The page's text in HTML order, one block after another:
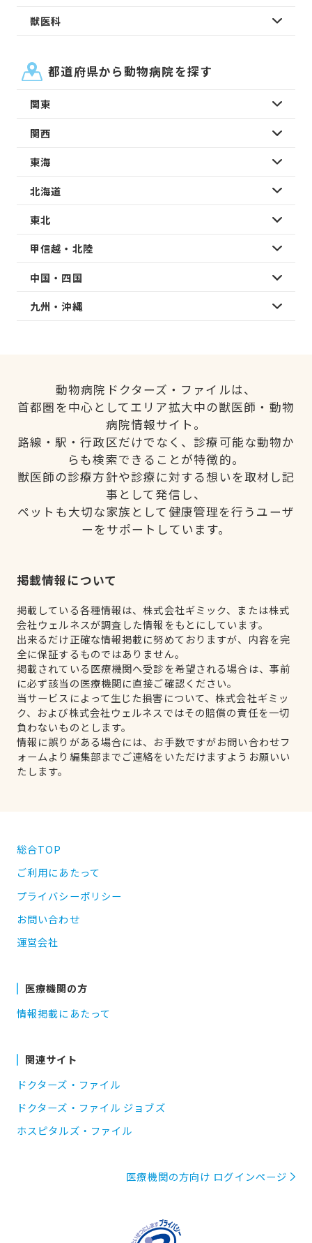
獣医科
都道府県から動物病院を探す
関東
関西
東海
北海道
東北
甲信越・北陸
中国・四国
九州・沖縄
動物病院ドクターズ・ファイルは、
首都圏を中心としてエリア拡大中の獣医師・動物
病院情報サイト。
路線・駅・行政区だけでなく、診療可能な動物か
らも検索できることが特徴的。
獣医師の診療方針や診療に対する想いを取材し記
事として発信し、
ペットも大切な家族として健康管理を行うユーザ
ーをサポートしています。
掲載情報について
掲載している各種情報は、株式会社ギミック、または株式
会社ウェルネスが調査した情報をもとにしています。
出来るだけ正確な情報掲載に努めておりますが、内容を完
全に保証するものではありません。
掲載されている医療機関へ受診を希望される場合は、事前
に必ず該当の医療機関に直接ご確認ください。
当サービスによって生じた損害について、株式会社ギミッ
ク、および株式会社ウェルネスではその賠償の責任を一切
負わないものとします。
情報に誤りがある場合には、お手数ですがお問い合わせフ
ォームより編集部までご連絡をいただけますようお願いい
たします。
総合TOP
ご利用にあたって
プライバシーポリシー
お問い合わせ
運営会社
医療機関の方
情報掲載にあたって
関連サイト
ドクターズ・ファイル
ドクターズ・ファイル ジョブズ
ホスピタルズ・ファイル
医療機関の方向け ログインページ